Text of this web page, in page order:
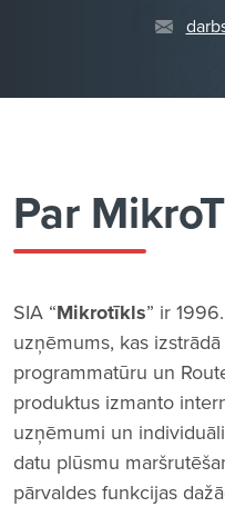
Par
SIA “Mikrotīkls” ir
uzņēmums, kas
programmatūru un
produktus izmanto
uzņēmumi un
datu plūsmu
pārvaldes funkcijas